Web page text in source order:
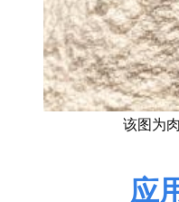
该图为
应